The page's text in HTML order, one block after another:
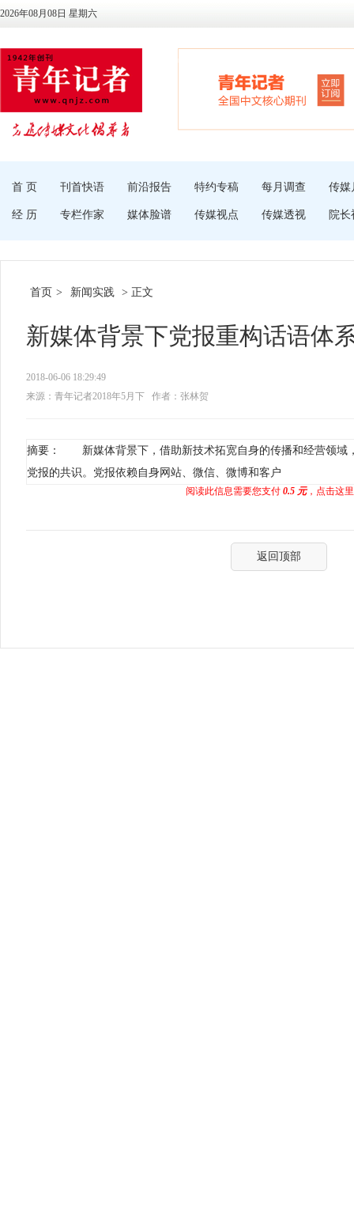
2026年08月08日 星期六
首 页 刊首快语 前沿报告 特约专稿 每月调查 传媒
经 历 专栏作家 媒体脸谱 传媒视点 传媒透视 院长
首页 > 新闻实践 > 正文
新媒体背景下党报重构话语体
2018-06-06 18:29:49
来源：青年记者2018年5月下
作者：张林贺
摘要： 新媒体背景下，借助新技术拓宽自身的传播和经营领域
党报的共识。党报依赖自身网站、微信、微博和客户
阅读此信息需要您支付 0.5 元，点击这
返回顶部